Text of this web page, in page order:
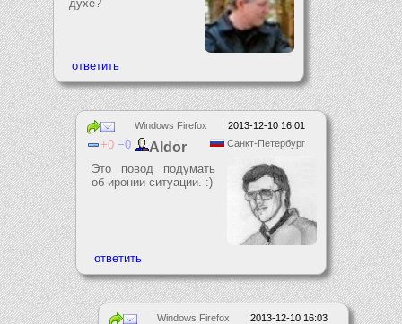
духе?
2013-12-10 16:01
Windows Firefox
Санкт-Петербург
0 0 Aldor
Это повод подумать
об иронии ситуации. :)
2013-12-10 16:03
Windows Firefox